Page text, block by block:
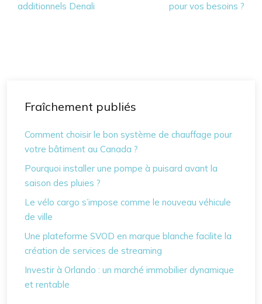
additionnels Denali
pour vos besoins ?
Fraîchement publiés
Comment choisir le bon système de chauffage pour
votre bâtiment au Canada ?
Pourquoi installer une pompe à puisard avant la
saison des pluies ?
Le vélo cargo s’impose comme le nouveau véhicule
de ville
Une plateforme SVOD en marque blanche facilite la
création de services de streaming
Investir à Orlando : un marché immobilier dynamique
et rentable